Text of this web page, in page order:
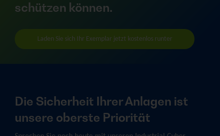
schützen können.
Laden Sie sich Ihr Exemplar jetzt kostenlos runter
Die Sicherheit Ihrer Anlagen ist
unsere oberste Priorität